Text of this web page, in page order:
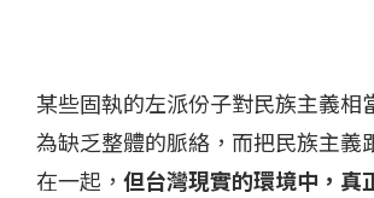
某些固執的左派份子對民族主義相
為缺乏整體的脈絡，而把民族主義
在一起， 但台灣現實的環境中，真